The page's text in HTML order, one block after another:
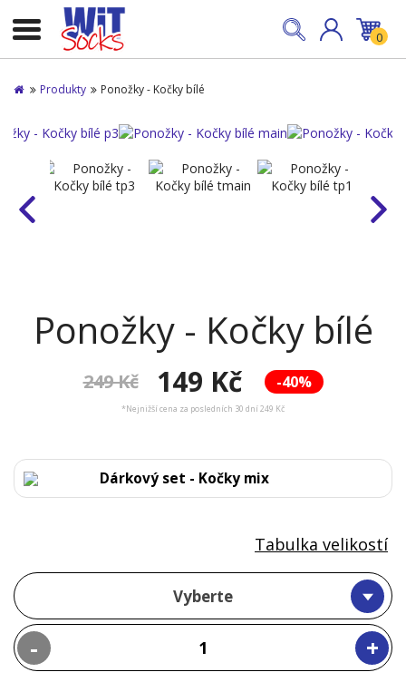
0
Produkty Ponožky - Kočky bílé
Ponožky - Kočky bílé
-40%
249 Kč 149 Kč
*Nejnižší cena za posledních 30 dní 249 Kč
Dárkový set - Kočky mix
Vyberte
- +
Tabulka velikostí